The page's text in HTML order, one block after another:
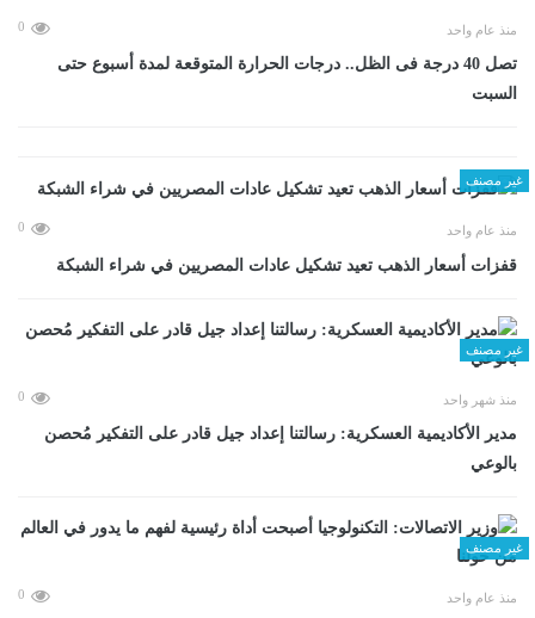
منذ عام واحد 0
تصل 40 درجة فى الظل.. درجات الحرارة المتوقعة لمدة أسبوع حتى
السبت
غير مصنف
منذ عام واحد 0
قفزات أسعار الذهب تعيد تشكيل عادات المصريين في شراء الشبكة
غير مصنف
منذ شهر واحد 0
مدير الأكاديمية العسكرية: رسالتنا إعداد جيل قادر على التفكير مُحصن
بالوعي
غير مصنف
منذ عام واحد 0